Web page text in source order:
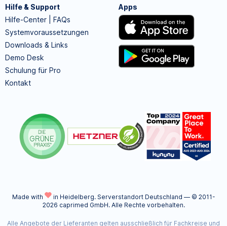
Hilfe & Support
Hilfe-Center | FAQs
Systemvoraussetzungen
Downloads & Links
Demo Desk
Schulung für Pro
Kontakt
Apps
Made with in Heidelberg. Serverstandort Deutschland — © 2011-
2026 caprimed GmbH. Alle Rechte vorbehalten.
Alle Angebote der Lieferanten gelten ausschließlich für Fachkreise und